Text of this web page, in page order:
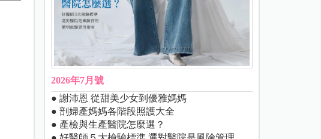
2026年7月號
● 謝沛恩 從甜美少女到優雅媽媽
● 剖婦產媽媽各階段照護大全
● 產檢與生產醫院怎麼選？